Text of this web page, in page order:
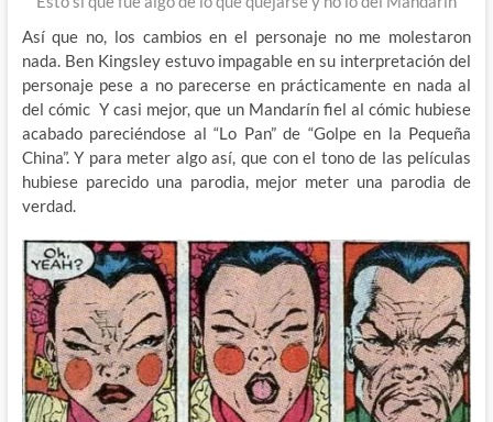
Así que no, los cambios en el personaje no me molestaron
nada. Ben Kingsley estuvo impagable en su interpretación del
personaje pese a no parecerse en prácticamente en nada al
del cómic Y casi mejor, que un Mandarín fiel al cómic hubiese
acabado pareciéndose al “Lo Pan” de “Golpe en la Pequeña
China”. Y para meter algo así, que con el tono de las películas
hubiese parecido una parodia, mejor meter una parodia de
verdad.